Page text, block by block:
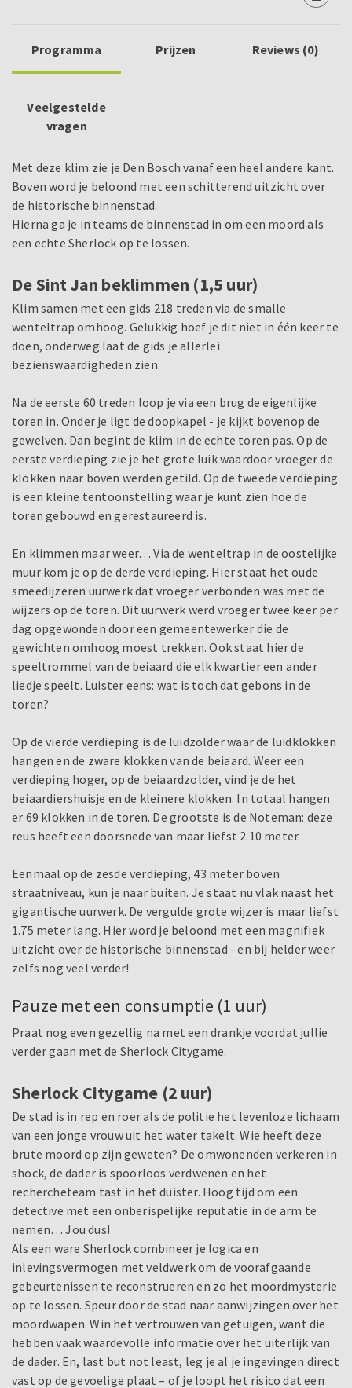
Programma Prijzen Reviews (0)
Veelgestelde
vragen
Met deze klim zie je Den Bosch vanaf een heel andere kant.
Boven word je beloond met een schitterend uitzicht over
de historische binnenstad.
Hierna ga je in teams de binnenstad in om een moord als
een echte Sherlock op te lossen.
De Sint Jan beklimmen (1,5 uur)
Klim samen met een gids 218 treden via de smalle
wenteltrap omhoog. Gelukkig hoef je dit niet in één keer te
doen, onderweg laat de gids je allerlei
bezienswaardigheden zien.
Na de eerste 60 treden loop je via een brug de eigenlijke
toren in. Onder je ligt de doopkapel - je kijkt bovenop de
gewelven. Dan begint de klim in de echte toren pas. Op de
eerste verdieping zie je het grote luik waardoor vroeger de
klokken naar boven werden getild. Op de tweede verdieping
is een kleine tentoonstelling waar je kunt zien hoe de
toren gebouwd en gerestaureerd is.
En klimmen maar weer… Via de wenteltrap in de oostelijke
muur kom je op de derde verdieping. Hier staat het oude
smeedijzeren uurwerk dat vroeger verbonden was met de
wijzers op de toren. Dit uurwerk werd vroeger twee keer per
dag opgewonden door een gemeentewerker die de
gewichten omhoog moest trekken. Ook staat hier de
speeltrommel van de beiaard die elk kwartier een ander
liedje speelt. Luister eens: wat is toch dat gebons in de
toren?
Op de vierde verdieping is de luidzolder waar de luidklokken
hangen en de zware klokken van de beiaard. Weer een
verdieping hoger, op de beiaardzolder, vind je de het
beiaardiershuisje en de kleinere klokken. In totaal hangen
er 69 klokken in de toren. De grootste is de Noteman: deze
reus heeft een doorsnede van maar liefst 2.10 meter.
Eenmaal op de zesde verdieping, 43 meter boven
straatniveau, kun je naar buiten. Je staat nu vlak naast het
gigantische uurwerk. De vergulde grote wijzer is maar liefst
1.75 meter lang. Hier word je beloond met een magnifiek
uitzicht over de historische binnenstad - en bij helder weer
zelfs nog veel verder!
Pauze met een consumptie (1 uur)
Praat nog even gezellig na met een drankje voordat jullie
verder gaan met de Sherlock Citygame.
Sherlock Citygame (2 uur)
De stad is in rep en roer als de politie het levenloze lichaam
van een jonge vrouw uit het water takelt. Wie heeft deze
brute moord op zijn geweten? De omwonenden verkeren in
shock, de dader is spoorloos verdwenen en het
rechercheteam tast in het duister. Hoog tijd om een
detective met een onberispelijke reputatie in de arm te
nemen… Jou dus!
Als een ware Sherlock combineer je logica en
inlevingsvermogen met veldwerk om de voorafgaande
gebeurtenissen te reconstrueren en zo het moordmysterie
op te lossen. Speur door de stad naar aanwijzingen over het
moordwapen. Win het vertrouwen van getuigen, want die
hebben vaak waardevolle informatie over het uiterlijk van
de dader. En, last but not least, leg je al je ingevingen direct
vast op de gevoelige plaat – of je loopt het risico dat een